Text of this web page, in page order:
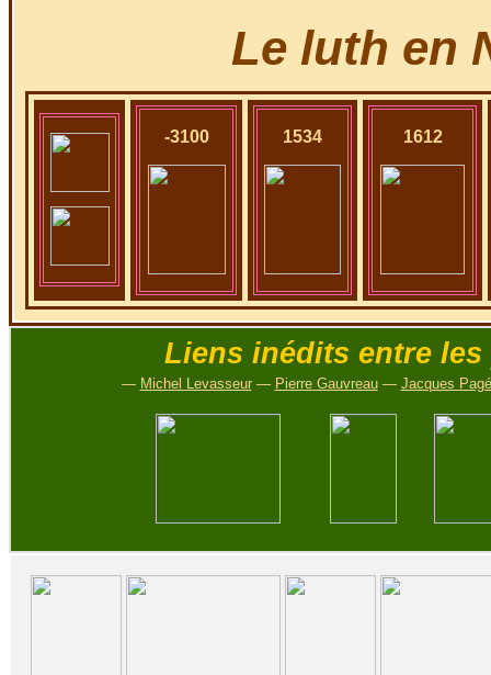
Le luth en
-3100 1534 1612
Liens inédits entre
— Michel Levasseur— Pierre Gauvreau— Jacques